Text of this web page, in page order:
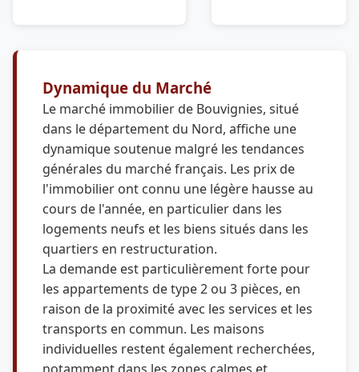
Dynamique du Marché
Le marché immobilier de Bouvignies, situé
dans le département du Nord, affiche une
dynamique soutenue malgré les tendances
générales du marché français. Les prix de
l'immobilier ont connu une légère hausse au
cours de l'année, en particulier dans les
logements neufs et les biens situés dans les
quartiers en restructuration.
La demande est particulièrement forte pour
les appartements de type 2 ou 3 pièces, en
raison de la proximité avec les services et les
transports en commun. Les maisons
individuelles restent également recherchées,